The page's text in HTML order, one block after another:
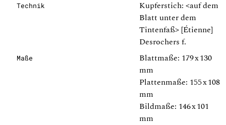
Technik
Kupferstich: <auf dem
Blatt unter dem
Tintenfaß> [Étienne]
Desrochers f.
Maße
Blattmaße: 179 x 130
mm
Plattenmaße: 155 x 108
mm
Bildmaße: 146 x 101
mm